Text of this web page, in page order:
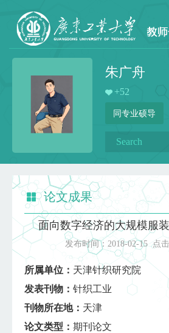
朱广舟
+52
同专业硕导
论文成果
面向数字经济的大规模服
发布时间： 2018-02-15 点
所属单位： 天津针织研究院
发表刊物： 针织工业
刊物所在地： 天津
论文类型： 期刊论文